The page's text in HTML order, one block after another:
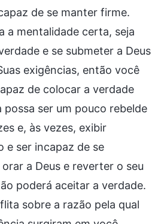
de se manter firme.
a mentalidade certa, seja
e se submeter a Deus
exigências, então você
de colocar a verdade
possa ser um pouco rebelde
e, às vezes, exibir
e ser incapaz de se
a Deus e reverter o seu
poderá aceitar a verdade.
sobre a razão pela qual